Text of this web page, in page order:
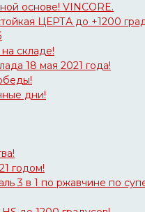
основе! VINCORE.
ЦЕРТА до +1200
складе!
18 мая 2021 года!
дни!
годом!
3 в 1 по ржавчине по